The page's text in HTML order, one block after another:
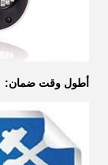
أطول وقت ضمان: